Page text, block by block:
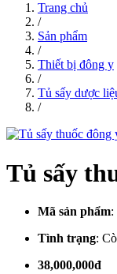
Trang chủ
/
Sản phẩm
/
Thiết bị đông y
/
Tủ sấy dược
/
Tủ sấy
Mã sản phẩm:
Tình trạng:
38,000,000đ